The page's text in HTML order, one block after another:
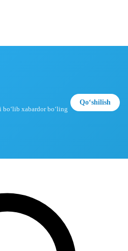
xabardor boʻling
Qoʻshilish